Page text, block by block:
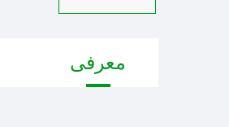
معرفی